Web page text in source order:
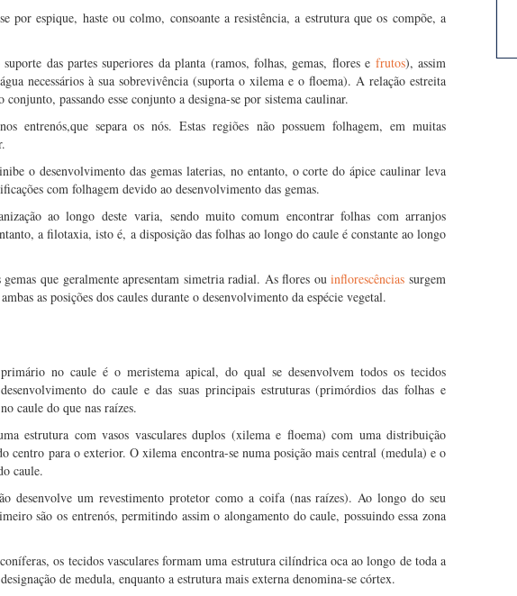
por espique, haste ou colmo, consoante a resistência, a estrutura que os compõe, a
das partes superiores da planta (ramos, folhas, gemas, flores e frutos), assim
necessários à sua sobrevivência (suporta o xilema e o floema). A relação estreita
conjunto, passando esse conjunto a designa-se por sistema caulinar.
entrenós,que separa os nós. Estas regiões não possuem folhagem, em muitas
o desenvolvimento das gemas laterias, no entanto, o corte do ápice caulinar leva
com folhagem devido ao desenvolvimento das gemas.
ao longo deste varia, sendo muito comum encontrar folhas com arranjos
a filotaxia, isto é, a disposição das folhas ao longo do caule é constante ao longo
que geralmente apresentam simetria radial. As flores ouinflorescênciassurgem
as posições dos caules durante o desenvolvimento da espécie vegetal.
no caule é o meristema apical, do qual se desenvolvem todos os tecidos
do caule e das suas principais estruturas (primórdios das folhas e
caule do que nas raízes.
estrutura com vasos vasculares duplos (xilema e floema) com uma distribuição
centro para o exterior. O xilema encontra-se numa posição mais central (medula) e o
caule.
desenvolve um revestimento protetor como a coifa (nas raízes). Ao longo do seu
são os entrenós, permitindo assim o alongamento do caule, possuindo essa zona
os tecidos vasculares formam uma estrutura cilíndrica oca ao longo de toda a
de medula, enquanto a estrutura mais externa denomina-se córtex.